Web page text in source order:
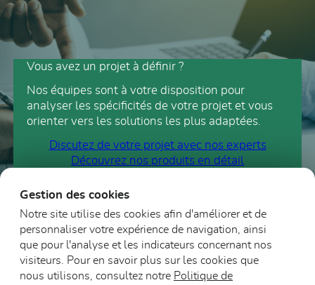
Vous avez un projet à définir ?
Nos équipes sont à votre disposition pour
analyser les spécificités de votre projet et vous
orienter vers les solutions les plus adaptées.
Discutez de votre projet avec nos experts
Découvrez nos produits en détail
Gestion des cookies
Notre site utilise des cookies afin d'améliorer et de
personnaliser votre expérience de navigation, ainsi
que pour l'analyse et les indicateurs concernant nos
visiteurs. Pour en savoir plus sur les cookies que
nous utilisons, consultez notre Politique de